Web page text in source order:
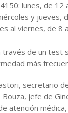
lunes, de 12
y jueves,
al viernes, de 8
través de un test
más
secretario
jefe de
atención